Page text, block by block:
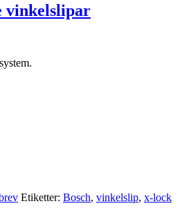
vinkelslipar
Etiketter: Bosch, vinkelslip, x-lock